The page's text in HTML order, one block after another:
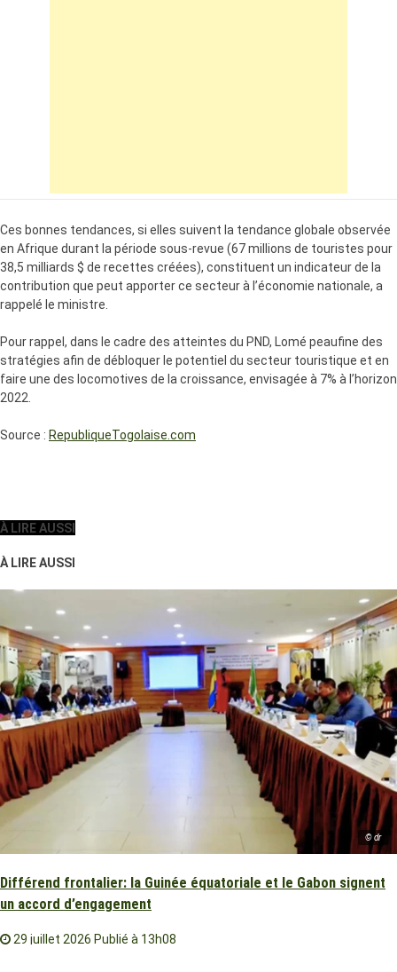
Ces bonnes tendances, si elles suivent la tendance globale observée
en Afrique durant la période sous-revue (67 millions de touristes pour
38,5 milliards $ de recettes créées), constituent un indicateur de la
contribution que peut apporter ce secteur à l’économie nationale, a
rappelé le ministre.
Pour rappel, dans le cadre des atteintes du PND, Lomé peaufine des
stratégies afin de débloquer le potentiel du secteur touristique et en
faire une des locomotives de la croissance, envisagée à 7% à l’horizon
2022.
Source : RepubliqueTogolaise.com
À LIRE AUSSI
À LIRE AUSSI
© dr
Différend frontalier: la Guinée équatoriale et le Gabon signent
un accord d’engagement
29 juillet 2026 Publié à 13h08